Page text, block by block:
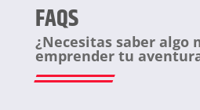
FAQS
¿Necesitas saber algo
emprender tu